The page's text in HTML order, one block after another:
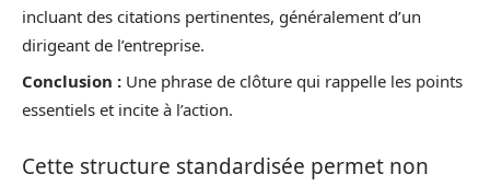
incluant des citations pertinentes, généralement d’un
dirigeant de l’entreprise.
Conclusion : Une phrase de clôture qui rappelle les points
essentiels et incite à l’action.
Cette structure standardisée permet non